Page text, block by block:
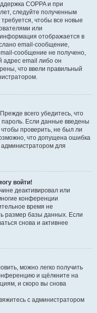
COPPA и при
следуйте полученным
чтобы все новые
или
отображается в
email-сообщение,
сообщение не получено,
адрес email либо он
что ввели правильный
всего убедитесь, что
Если данные введены
проверить, не был ли
что допущена ошибка
для
войти!
деактивировал или
конференции
время не
размер базы данных. Если
снова и активнее
можно легко получить
и щёлкните на
и скоро вы снова
с администратором